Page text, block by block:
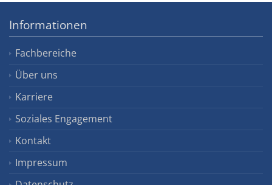
Informationen
Fachbereiche
Über uns
Karriere
Soziales Engagement
Kontakt
Impressum